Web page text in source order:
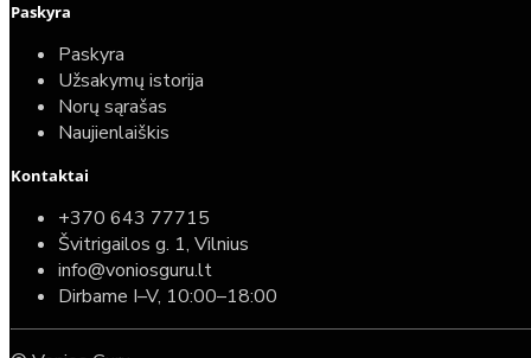
Paskyra
Paskyra
Užsakymų istorija
Norų sąrašas
Naujienlaiškis
Kontaktai
+370 643 77715
Švitrigailos g. 1, Vilnius
info@voniosguru.lt
Dirbame I–V, 10:00–18:00